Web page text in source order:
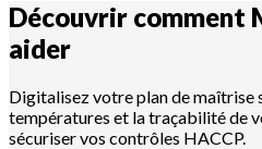
Découvrir comment
aider
Digitalisez votre plan de maîtrise
températures et la traçabilité de
sécuriser vos contrôles HACCP.